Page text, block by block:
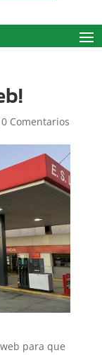
0 Comentarios
para que